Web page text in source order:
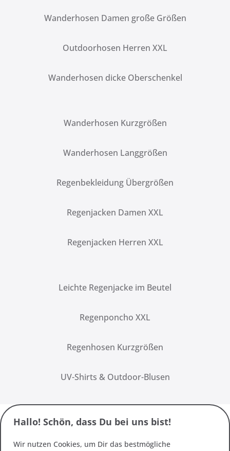
Wanderhosen Damen große Größen
Outdoorhosen Herren XXL
Wanderhosen dicke Oberschenkel
Wanderhosen Kurzgrößen
Wanderhosen Langgrößen
Regenbekleidung Übergrößen
Regenjacken Damen XXL
Regenjacken Herren XXL
Leichte Regenjacke im Beutel
Regenponcho XXL
Regenhosen Kurzgrößen
UV-Shirts & Outdoor-Blusen
Hallo! Schön, dass Du bei uns bist!
Wir nutzen Cookies, um Dir das bestmögliche